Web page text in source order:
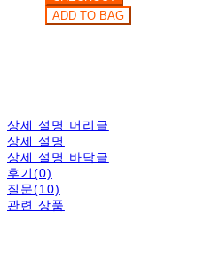
상세 설명 머리글
상세 설명
상세 설명 바닥글
후기(0)
질문(10)
관련 상품